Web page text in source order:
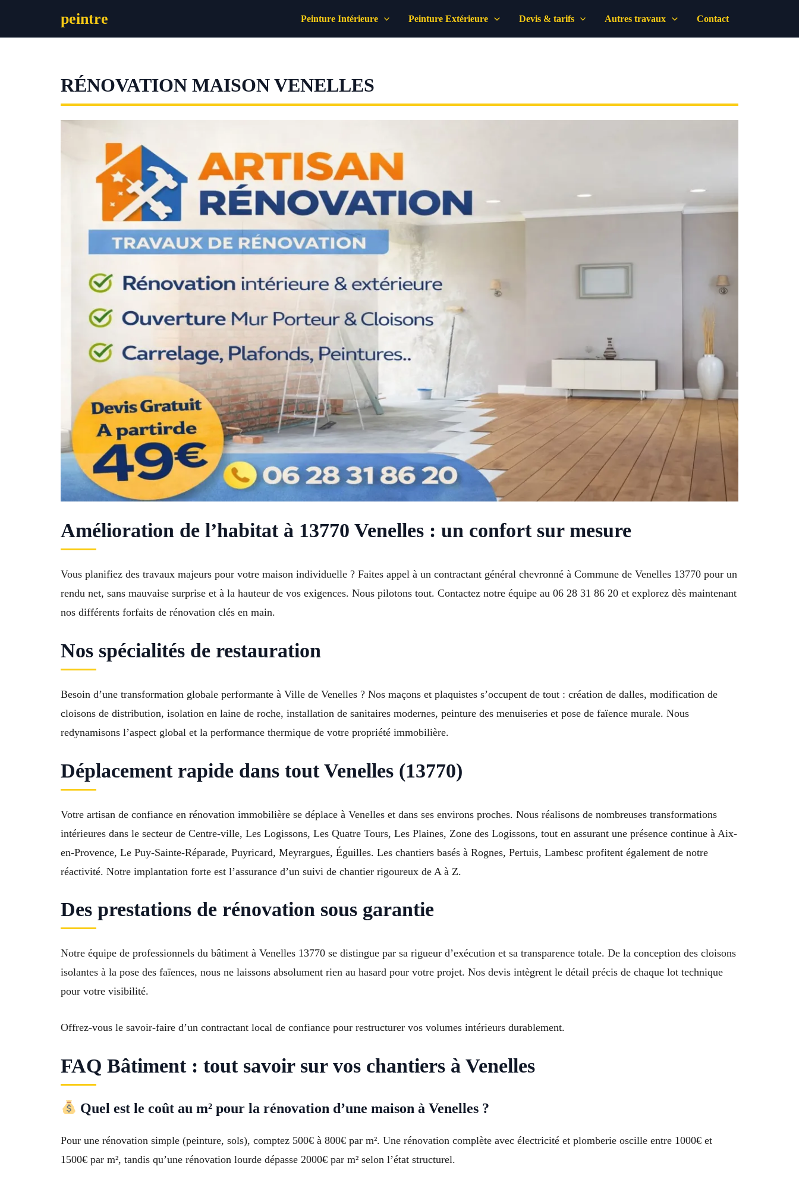
contenu
peintre Peinture Intérieure Peinture Extérieure Devis & tarifs Autres travaux Contact
RÉNOVATION MAISON VENELLES
Amélioration de l’habitat à 13770 Venelles : un confort sur mesure
Vous planifiez des travaux majeurs pour votre maison individuelle ? Faites appel à un contractant général chevronné à Commune de Venelles 13770 pour un
rendu net, sans mauvaise surprise et à la hauteur de vos exigences. Nous pilotons tout. Contactez notre équipe au 06 28 31 86 20 et explorez dès maintenant
nos différents forfaits de rénovation clés en main.
Nos spécialités de restauration
Besoin d’une transformation globale performante à Ville de Venelles ? Nos maçons et plaquistes s’occupent de tout : création de dalles, modification de
cloisons de distribution, isolation en laine de roche, installation de sanitaires modernes, peinture des menuiseries et pose de faïence murale. Nous
redynamisons l’aspect global et la performance thermique de votre propriété immobilière.
Déplacement rapide dans tout Venelles (13770)
Votre artisan de confiance en rénovation immobilière se déplace à Venelles et dans ses environs proches. Nous réalisons de nombreuses transformations
intérieures dans le secteur de Centre-ville, Les Logissons, Les Quatre Tours, Les Plaines, Zone des Logissons, tout en assurant une présence continue à Aix-
en-Provence, Le Puy-Sainte-Réparade, Puyricard, Meyrargues, Éguilles. Les chantiers basés à Rognes, Pertuis, Lambesc profitent également de notre
réactivité. Notre implantation forte est l’assurance d’un suivi de chantier rigoureux de A à Z.
Des prestations de rénovation sous garantie
Notre équipe de professionnels du bâtiment à Venelles 13770 se distingue par sa rigueur d’exécution et sa transparence totale. De la conception des cloisons
isolantes à la pose des faïences, nous ne laissons absolument rien au hasard pour votre projet. Nos devis intègrent le détail précis de chaque lot technique
pour votre visibilité.
Offrez-vous le savoir-faire d’un contractant local de confiance pour restructurer vos volumes intérieurs durablement.
FAQ Bâtiment : tout savoir sur vos chantiers à Venelles
Quel est le coût au m² pour la rénovation d’une maison à Venelles ?
Pour une rénovation simple (peinture, sols), comptez 500€ à 800€ par m². Une rénovation complète avec électricité et plomberie oscille entre 1000€ et
1500€ par m², tandis qu’une rénovation lourde dépasse 2000€ par m² selon l’état structurel.